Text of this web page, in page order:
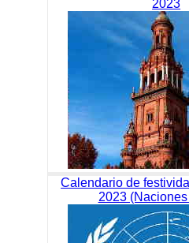
2023
Calendario de
2023